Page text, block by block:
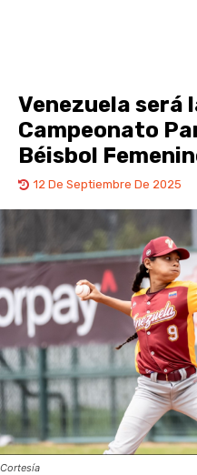
Venezuela será
Campeonato
Béisbol
12 De Septiembre De 2025
Cortesía